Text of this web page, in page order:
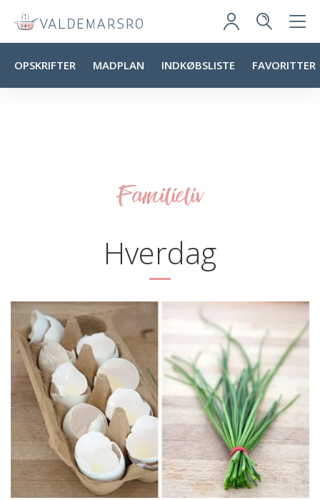
OPSKRIFTER MADPLAN INDKØBSLISTE FAVORITTER
Familieliv
Hverdag